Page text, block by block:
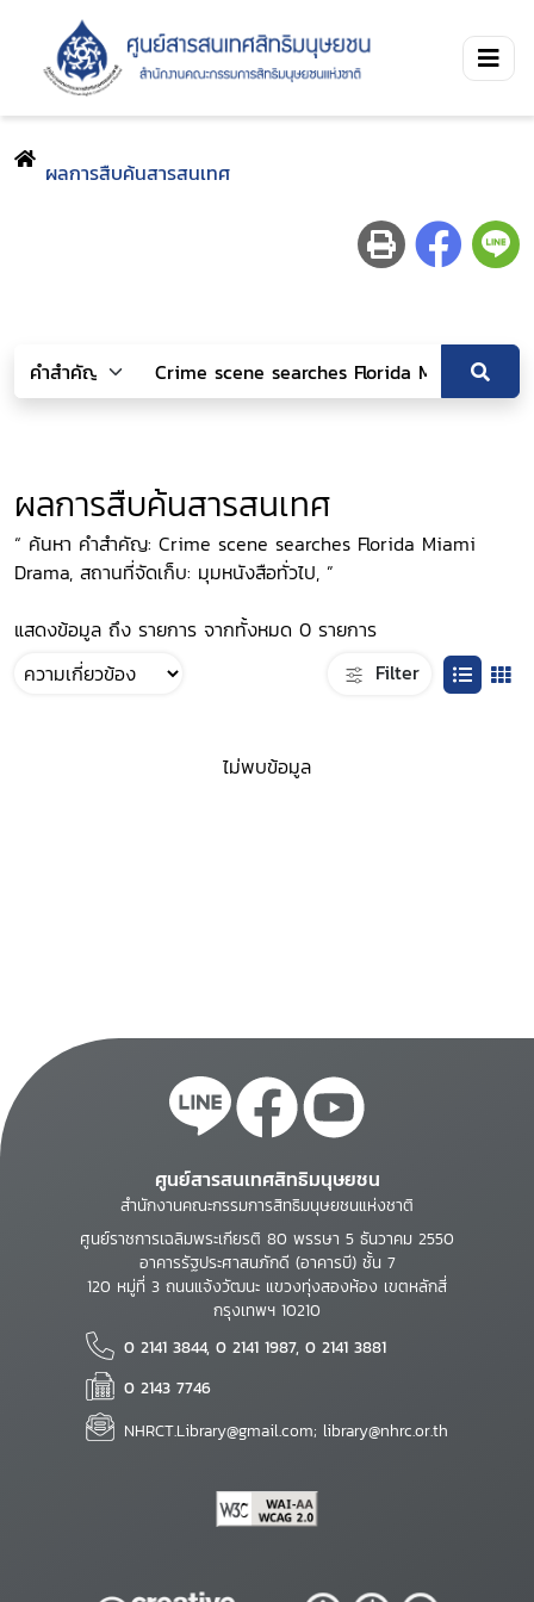
ผลการสืบค้นสารสนเทศ
ผลการสืบค้นสารสนเทศ
“ ค้นหา คำสำคัญ: Crime scene searches Florida Miami
Drama, สถานที่จัดเก็บ: มุมหนังสือทั่วไป, ”
แสดงข้อมูล ถึง รายการ จากทั้งหมด 0 รายการ
Filter
ไม่พบข้อมูล
ศูนย์สารสนเทศสิทธิมนุษยชน
สำนักงานคณะกรรมการสิทธิมนุษยชนแห่งชาติ
ศูนย์ราชการเฉลิมพระเกียรติ 80 พรรษา 5 ธันวาคม 2550
อาคารรัฐประศาสนภักดี (อาคารบี) ชั้น 7
120 หมู่ที่ 3 ถนนแจ้งวัฒนะ แขวงทุ่งสองห้อง เขตหลักสี่
กรุงเทพฯ 10210
0 2141 3844, 0 2141 1987, 0 2141 3881
0 2143 7746
NHRCT.Library@gmail.com; library@nhrc.or.th